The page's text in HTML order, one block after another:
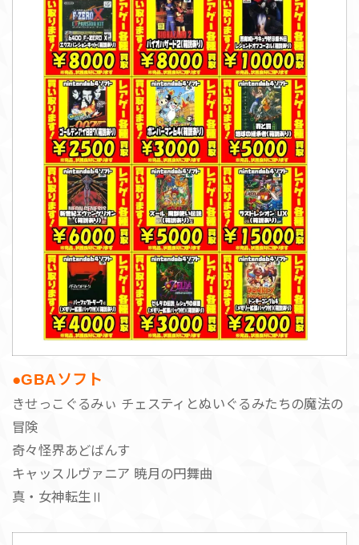
●GBAソフト
きせっこぐるみぃ チェスティとぬいぐるみたちの魔法の
冒険
奇々怪界あどばんす
キャッスルヴァニア 暁月の円舞曲
真・女神転生Ⅱ